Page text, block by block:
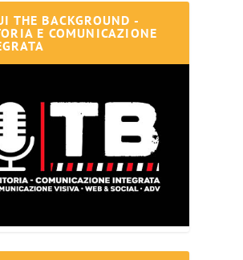
THE BACKGROUND -
E COMUNICAZIONE